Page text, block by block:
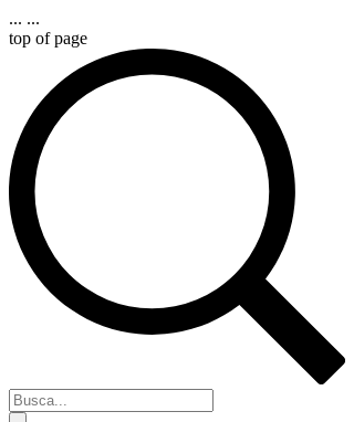
... ...
top of page